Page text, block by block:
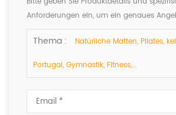
Anforderungen ein, um ein genaues
Wir werden Ihnen so schnell wie möglich
Thema : Natürliche Matten, Pilates,
Portugal, Gymnastik, Fitness,...